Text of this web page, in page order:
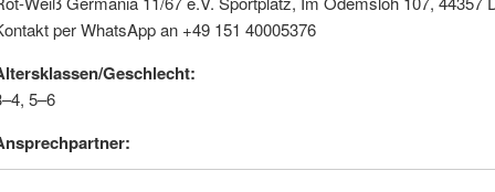
per WhatsApp an +49 151 40005376
Geschlecht:
5–6